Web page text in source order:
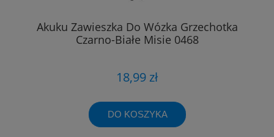
Akuku Zawieszka Do Wózka Grzechotka
Czarno-Białe Misie 0468
18,99 zł
DO KOSZYKA